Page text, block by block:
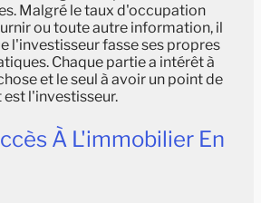
Malgré le taux d'occupation
ou toute autre information, il
l'investisseur fasse ses propres
Chaque partie a intérêt à
et le seul à avoir un point de
l'investisseur.
À L'immobilier En